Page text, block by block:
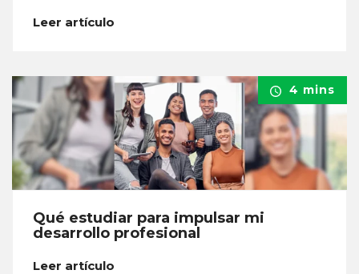
Leer artículo
4 mins
Qué estudiar para impulsar mi
desarrollo profesional
Leer artículo